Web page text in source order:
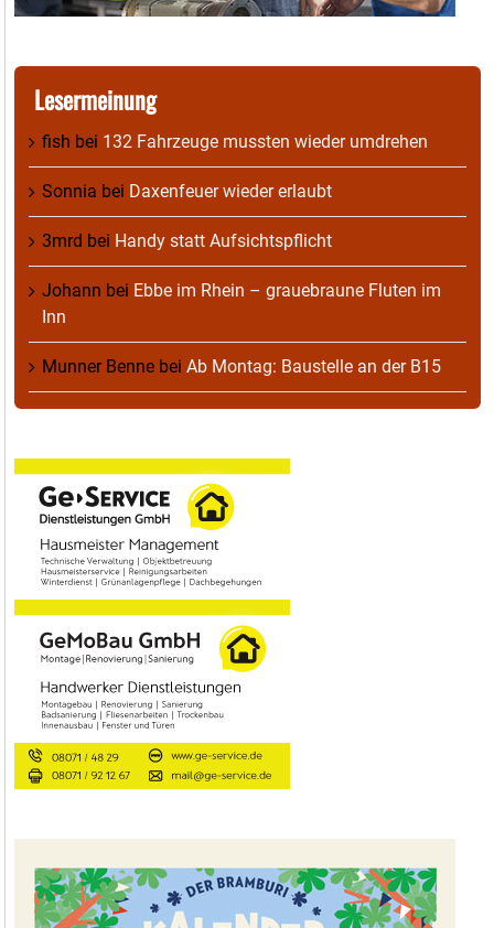
Lesermeinung
fish bei 132 Fahrzeuge mussten wieder umdrehen
Sonnia bei Daxenfeuer wieder erlaubt
3mrd bei Handy statt Aufsichtspflicht
Johann bei Ebbe im Rhein – grauebraune Fluten im
Inn
Munner Benne bei Ab Montag: Baustelle an der B15